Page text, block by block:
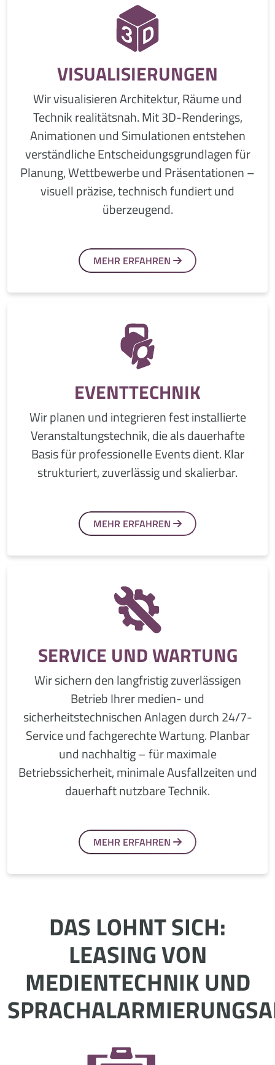
VISUALISIERUNGEN
Wir visualisieren Architektur, Räume und
Technik realitätsnah. Mit 3D-Renderings,
Animationen und Simulationen entstehen
verständliche Entscheidungsgrundlagen für
Planung, Wettbewerbe und Präsentationen –
visuell präzise, technisch fundiert und
überzeugend.
MEHR ERFAHREN
EVENTTECHNIK
Wir planen und integrieren fest installierte
Veranstaltungstechnik, die als dauerhafte
Basis für professionelle Events dient. Klar
strukturiert, zuverlässig und skalierbar.
MEHR ERFAHREN
SERVICE UND WARTUNG
Wir sichern den langfristig zuverlässigen
Betrieb Ihrer medien- und
sicherheitstechnischen Anlagen durch 24/7-
Service und fachgerechte Wartung. Planbar
und nachhaltig – für maximale
Betriebssicherheit, minimale Ausfallzeiten und
dauerhaft nutzbare Technik.
MEHR ERFAHREN
DAS LOHNT SICH:
LEASING VON
MEDIENTECHNIK UND